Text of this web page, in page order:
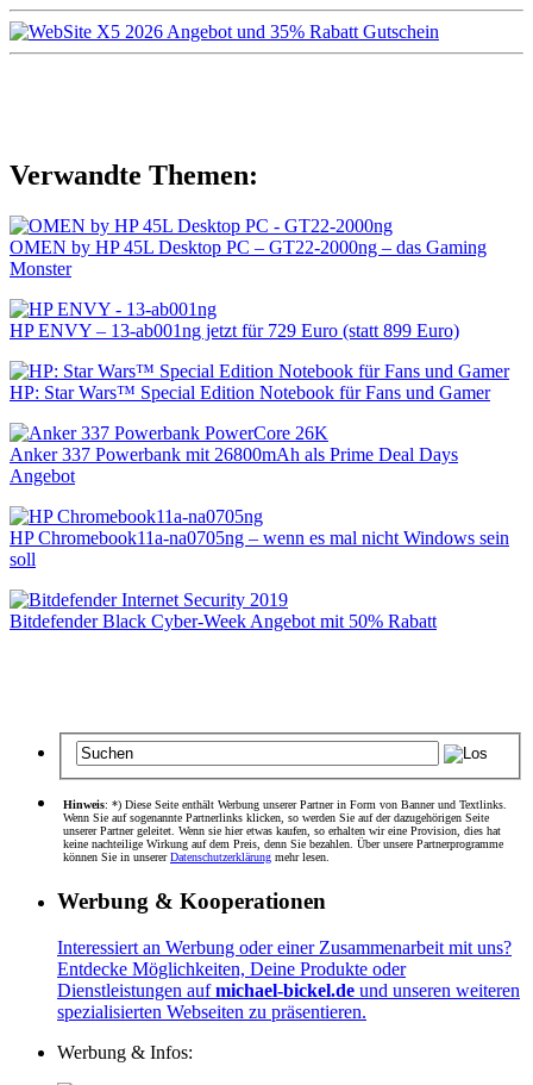
Verwandte Themen:
OMEN by HP 45L Desktop PC – GT22-2000ng – das Gaming
Monster
HP ENVY – 13-ab001ng jetzt für 729 Euro (statt 899 Euro)
HP: Star Wars™ Special Edition Notebook für Fans und Gamer
Anker 337 Powerbank mit 26800mAh als Prime Deal Days
Angebot
HP Chromebook11a-na0705ng – wenn es mal nicht Windows sein
soll
Bitdefender Black Cyber-Week Angebot mit 50% Rabatt
Hinweis: *) Diese Seite enthält Werbung unserer Partner in Form von Banner und Textlinks.
Wenn Sie auf sogenannte Partnerlinks klicken, so werden Sie auf der dazugehörigen Seite
unserer Partner geleitet. Wenn sie hier etwas kaufen, so erhalten wir eine Provision, dies hat
keine nachteilige Wirkung auf dem Preis, denn Sie bezahlen. Über unsere Partnerprogramme
können Sie in unsererDatenschutzerklärung mehr lesen.
Werbung & Kooperationen
Interessiert an Werbung oder einer Zusammenarbeit mit uns?
Entdecke Möglichkeiten, Deine Produkte oder
Dienstleistungen aufmichael-bickel.de und unseren weiteren
spezialisierten Webseiten zu präsentieren.
Werbung & Infos: